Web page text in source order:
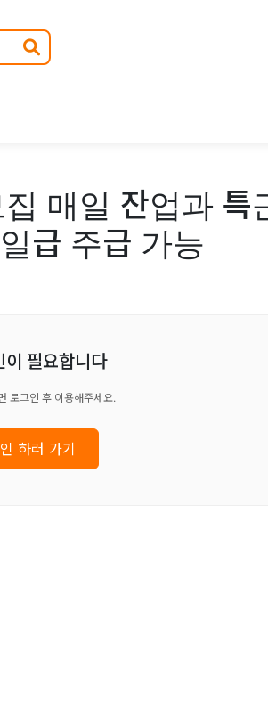
매일 잔업과 특
급 주급 가능
이 필요합니다
로그인 후 이용해주세요.
하러 가기